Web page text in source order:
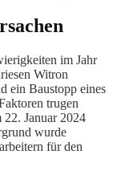
im Jahr
Witron
ein Baustopp eines
trugen
Januar 2024
wurde
für den